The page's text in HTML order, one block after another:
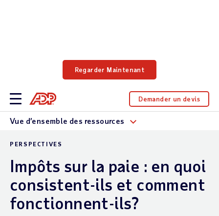
Regarder Maintenant
Demander un devis
Vue d’ensemble des ressources
PERSPECTIVES
Impôts sur la paie : en quoi
consistent-ils et comment
fonctionnent-ils?